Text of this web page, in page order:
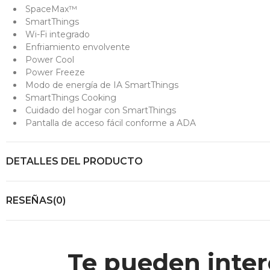
SpaceMax™
SmartThings
Wi-Fi integrado
Enfriamiento envolvente
Power Cool
Power Freeze
Modo de energía de IA SmartThings
SmartThings Cooking
Cuidado del hogar con SmartThings
Pantalla de acceso fácil conforme a ADA
DETALLES DEL PRODUCTO
RESEÑAS(0)
Te pueden